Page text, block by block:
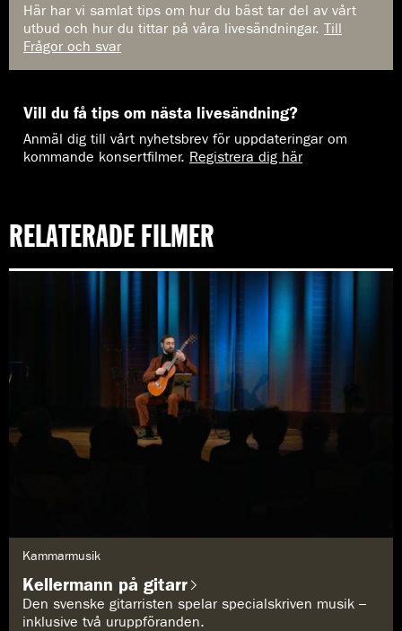
Här har vi samlat tips om hur du bäst tar del av vårt
utbud och hur du tittar på våra livesändningar. Till
Frågor och svar
Vill du få tips om nästa livesändning?
Anmäl dig till vårt nyhetsbrev för uppdateringar om
kommande konsertfilmer. Registrera dig här
RELATERADE FILMER
Kammarmusik
Kellermann på gitarr
Den svenske gitarristen spelar specialskriven musik –
inklusive två uruppföranden.